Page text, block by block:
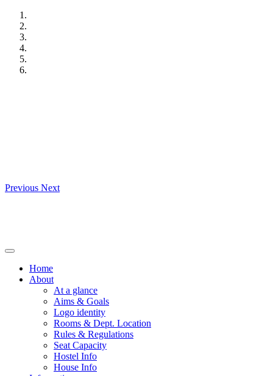
Skip
content
Previous Next
Home
About
At a glance
Aims & Goals
Logo identity
Rooms & Dept. Location
Rules & Regulations
Seat Capacity
Hostel Info
House Info